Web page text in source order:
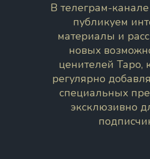
В телеграм-
публикуем
материалы и
новых
ценителей Таро,
регулярно
специальных
эксклюзивно